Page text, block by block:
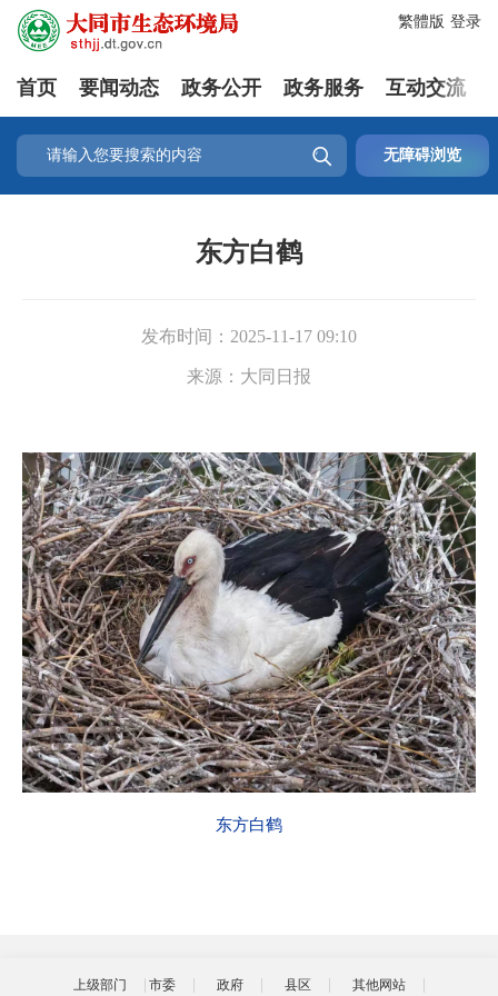
登录
繁體版
首页 要闻动态 政务公开 政务服务 互动交流
 无障碍浏览
东方白鹤
发布时间： 2025-11-17 09:10
来源： 大同日报
东方白鹤
上级部门 市委 政府 县区 其他网站